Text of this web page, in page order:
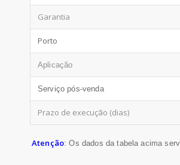
Garantia
Porto
Aplicação
Serviço pós-venda
Prazo de execução (dias)
Atenção: Os dados da tabela acima